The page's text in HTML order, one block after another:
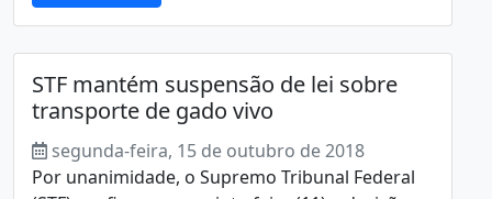
STF mantém suspensão de lei sobre
transporte de gado vivo
segunda-feira, 15 de outubro de 2018
Por unanimidade, o Supremo Tribunal Federal